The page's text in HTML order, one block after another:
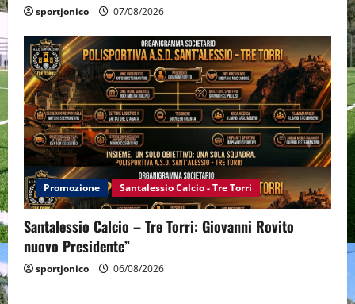
sportjonico 07/08/2026
Promozione Santalessio Calcio - Tre Torri
Santalessio Calcio – Tre Torri: Giovanni Rovito
nuovo Presidente”
sportjonico 06/08/2026